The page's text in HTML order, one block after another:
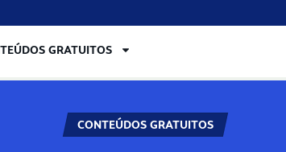
GRATUITOS
CONTEÚDOS GRATUITOS